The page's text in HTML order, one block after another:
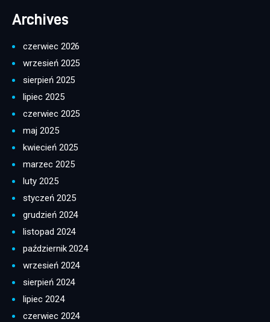
Archives
czerwiec 2026
wrzesień 2025
sierpień 2025
lipiec 2025
czerwiec 2025
maj 2025
kwiecień 2025
marzec 2025
luty 2025
styczeń 2025
grudzień 2024
listopad 2024
październik 2024
wrzesień 2024
sierpień 2024
lipiec 2024
czerwiec 2024